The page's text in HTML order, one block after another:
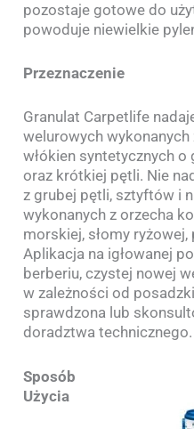
pozostaje gotowe do
powoduje niewielkie
Przeznaczenie
Granulat Carpetlife
welurowych
włókien syntetycznych
oraz krótkiej pętli. Nie
z grubej pętli, sztyftów i
wykonanych z orzecha
morskiej, słomy ryżowej,
Aplikacja na igłowanej
berberiu, czystej nowej
w zależności od
sprawdzona lub
doradztwa technicznego.
Sposób
Użycia